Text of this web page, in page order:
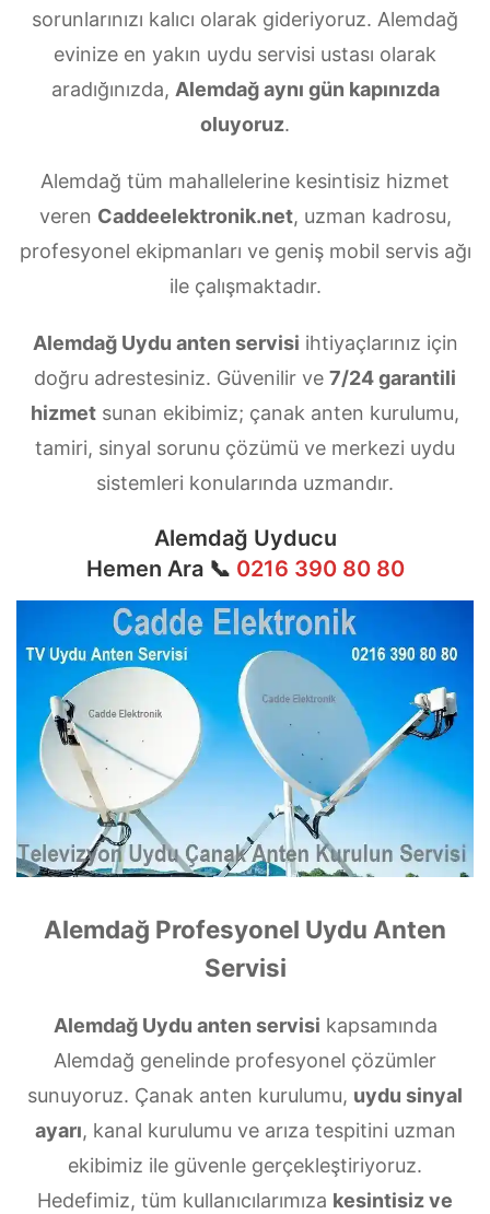
sorunlarınızı kalıcı olarak gideriyoruz. Alemdağ
evinize en yakın uydu servisi ustası olarak
aradığınızda, Alemdağ aynı gün kapınızda
oluyoruz.
Alemdağ tüm mahallelerine kesintisiz hizmet
veren Caddeelektronik.net, uzman kadrosu,
profesyonel ekipmanları ve geniş mobil servis ağı
ile çalışmaktadır.
Alemdağ Uydu anten servisi ihtiyaçlarınız için
doğru adrestesiniz. Güvenilir ve 7/24 garantili
hizmet sunan ekibimiz; çanak anten kurulumu,
tamiri, sinyal sorunu çözümü ve merkezi uydu
sistemleri konularında uzmandır.
Alemdağ Uyducu
Hemen Ara 📞 0216 390 80 80
Alemdağ Profesyonel Uydu Anten
Servisi
Alemdağ Uydu anten servisi kapsamında
Alemdağ genelinde profesyonel çözümler
sunuyoruz. Çanak anten kurulumu, uydu sinyal
ayarı, kanal kurulumu ve arıza tespitini uzman
ekibimiz ile güvenle gerçekleştiriyoruz.
Hedefimiz, tüm kullanıcılarımıza kesintisiz ve